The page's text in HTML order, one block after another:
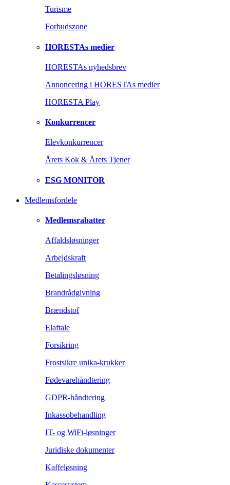
Turisme
Forbudszone
HORESTAs medier
HORESTAs nyhedsbrev
Annoncering i HORESTAs medier
HORESTA Play
Konkurrencer
Elevkonkurrencer
Årets Kok & Årets Tjener
ESG MONITOR
Medlemsfordele
Medlemsrabatter
Affaldsløsninger
Arbejdskraft
Betalingsløsning
Brandrådgivning
Brændstof
Elaftale
Forsikring
Frostsikre unika-krukker
Fødevarehåndtering
GDPR-håndtering
Inkassobehandling
IT- og WiFi-løsninger
Juridiske dokumenter
Kaffeløsning